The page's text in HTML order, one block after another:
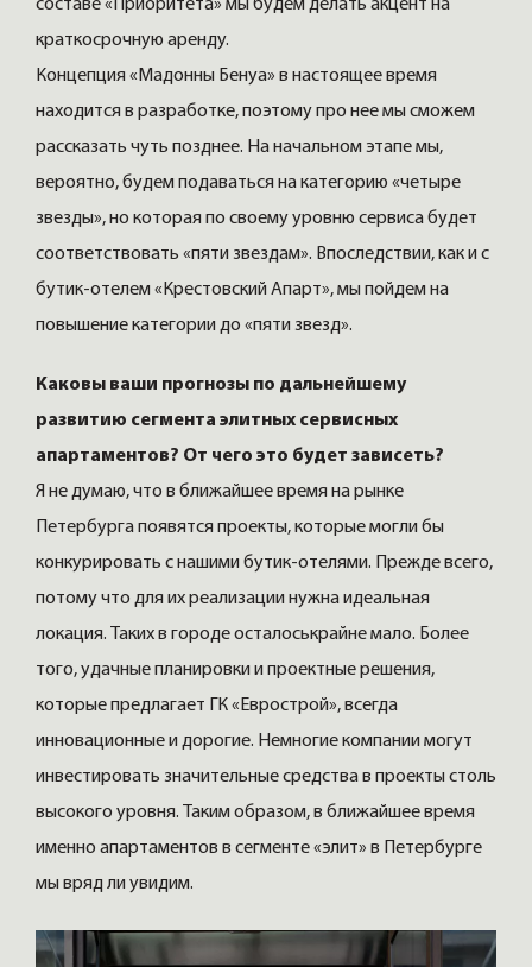
составе «Приоритета» мы будем делать акцент на
краткосрочную аренду.
Концепция «Мадонны Бенуа» в настоящее время
находится в разработке, поэтому про нее мы сможем
рассказать чуть позднее. На начальном этапе мы,
вероятно, будем подаваться на категорию «четыре
звезды», но которая по своему уровню сервиса будет
соответствовать «пяти звездам». Впоследствии, как и с
бутик-отелем «Крестовский Апарт», мы пойдем на
повышение категории до «пяти звезд».
Каковы ваши прогнозы по дальнейшему
развитию сегмента элитных сервисных
апартаментов? От чего это будет зависеть?
Я не думаю, что в ближайшее время на рынке
Петербурга появятся проекты, которые могли бы
конкурировать с нашими бутик-отелями. Прежде всего,
потому что для их реализации нужна идеальная
локация. Таких в городе осталоськрайне мало. Более
того, удачные планировки и проектные решения,
которые предлагает ГК «Еврострой», всегда
инновационные и дорогие. Немногие компании могут
инвестировать значительные средства в проекты столь
высокого уровня. Таким образом, в ближайшее время
именно апартаментов в сегменте «элит» в Петербурге
мы вряд ли увидим.